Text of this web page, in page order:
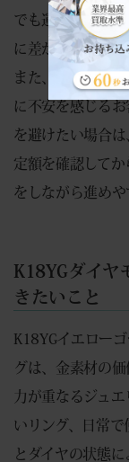
でも運営会社が
に差が出る場合
また、出張買取
に不安を感じる
を避けたい場合
定額を確認して
をしながら進めや
K18YGダイヤ
きたいこと
K18YGイエロー
グは、金素材の
力が重なるジュ
いリング、日常
とダイヤの状態に